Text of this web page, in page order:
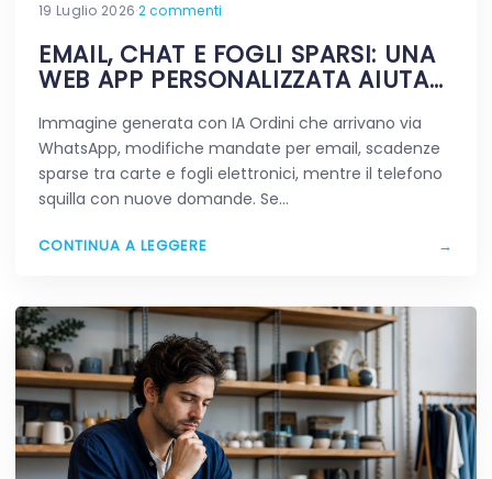
19 Luglio 2026·2 commenti
EMAIL, CHAT E FOGLI SPARSI: UNA
WEB APP PERSONALIZZATA AIUTA
Immagine generata con IA Ordini che arrivano via
WhatsApp, modifiche mandate per email, scadenze
sparse tra carte e fogli elettronici, mentre il telefono
squilla con nuove domande. Se…
CONTINUA A LEGGERE →